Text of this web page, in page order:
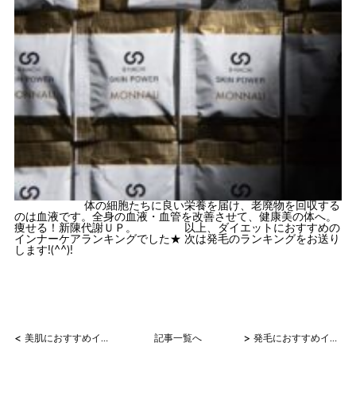
体の細胞たちに良い栄養を届け、老廃物を回収する
のは血液です。全身の血液・血管を改善させて、健康美の体へ。
痩せる！新陳代謝ＵＰ。 以上、ダイエットにおすすめの
インナーケアランキングでした★ 次は発毛のランキングをお送り
します!(^^)!
< 美肌におすすめインナーケアランキング 記事一覧へ > 発毛におすすめインナーケアランキング